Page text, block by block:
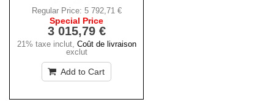
Regular Price: 5 792,71 €
Special Price
3 015,79 €
21% taxe inclut, Coût de livraison
exclut
Add to Cart